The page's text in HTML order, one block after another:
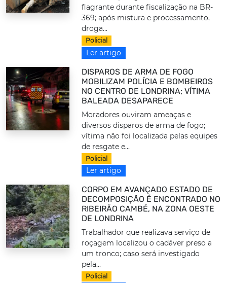
flagrante durante fiscalização na BR-
369; após mistura e processamento,
droga...
Policial
Ler artigo
DISPAROS DE ARMA DE FOGO
MOBILIZAM POLÍCIA E BOMBEIROS
NO CENTRO DE LONDRINA; VÍTIMA
BALEADA DESAPARECE
Moradores ouviram ameaças e
diversos disparos de arma de fogo;
vítima não foi localizada pelas equipes
de resgate e...
Policial
Ler artigo
CORPO EM AVANÇADO ESTADO DE
DECOMPOSIÇÃO É ENCONTRADO NO
RIBEIRÃO CAMBÉ, NA ZONA OESTE
DE LONDRINA
Trabalhador que realizava serviço de
roçagem localizou o cadáver preso a
um tronco; caso será investigado
pela...
Policial